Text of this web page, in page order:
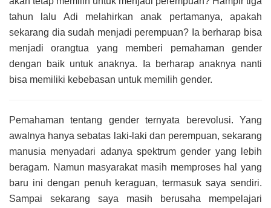
tahun lalu Adi melahirkan anak pertamanya, apakah
sekarang dia sudah menjadi perempuan? Ia berharap bisa
menjadi orangtua yang memberi pemahaman gender
dengan baik untuk anaknya. Ia berharap anaknya nanti
bisa memiliki kebebasan untuk memilih gender.
Pemahaman tentang gender ternyata berevolusi. Yang
awalnya hanya sebatas laki-laki dan perempuan, sekarang
manusia menyadari adanya spektrum gender yang lebih
beragam. Namun masyarakat masih memproses hal yang
baru ini dengan penuh keraguan, termasuk saya sendiri.
Sampai sekarang saya masih berusaha mempelajari